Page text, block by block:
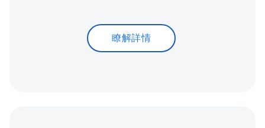
瞭解詳情